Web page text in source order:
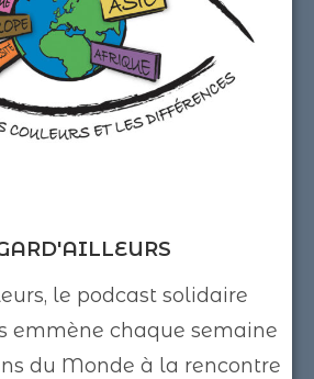
le podcast solidaire
emmène chaque semaine
du Monde à la rencontre